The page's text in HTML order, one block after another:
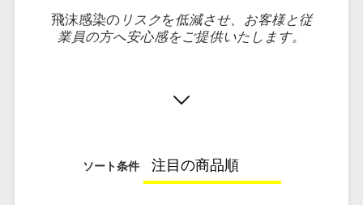
飛沫感染のリスクを低減させ、お客様と従
業員の方へ安心感をご提供いたします。
ソート条件